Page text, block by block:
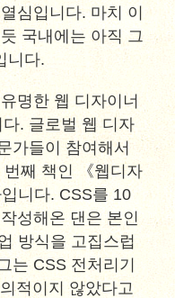
심입니다. 마치 이
국내에는 아직 그
니다.
명한 웹 디자이너
. 글로벌 웹 디자
가들이 참여해서
째 책인 《웹디자
니다. CSS를 10
성해온 댄은 본인
방식을 고집스럽
는 CSS 전처리기
적이지 않았다고